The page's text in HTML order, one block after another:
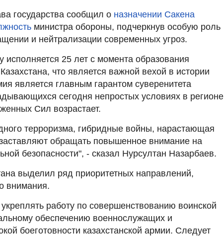
государства сообщил о назначении Сакена
министра обороны, подчеркнув особую роль
и нейтрализации современных угроз.
25 лет с момента образования
что является важной вехой в истории
является главным гарантом суверенитета
сегодня непростых условиях в регионе
Сил возрастает.
терроризма, гибридные войны, нарастающая
обращать повышенное внимание на
безопасности", - сказал Нурсултан Назарбаев.
выделил ряд приоритетных направлений,
внимания.
работу по совершенствованию воинской
обеспечению военнослужащих и
боеготовности казахстанской армии. Следует